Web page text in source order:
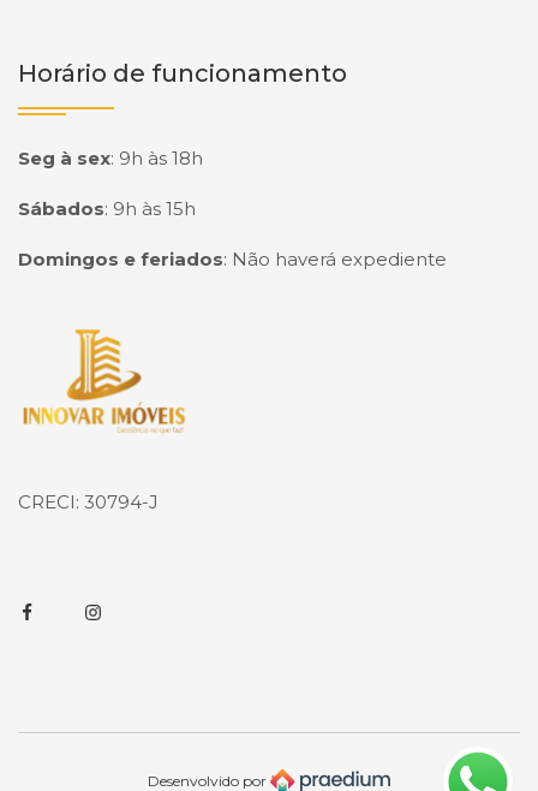
Horário de funcionamento
Seg à sex: 9h às 18h
Sábados: 9h às 15h
Domingos e feriados: Não haverá expediente
Página inicial
CRECI: 30794-J
FacebookInstagram
Desenvolvido por